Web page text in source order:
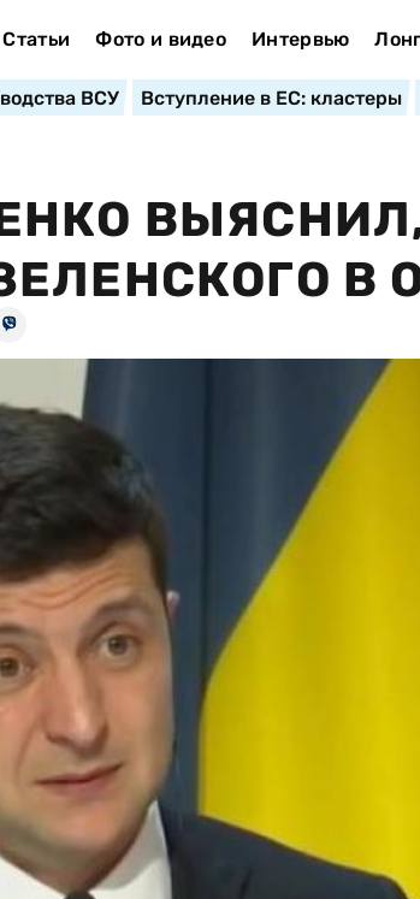
Статьи Фото и видео Интервью
ВСУ Вступление в ЕС: кластеры
В